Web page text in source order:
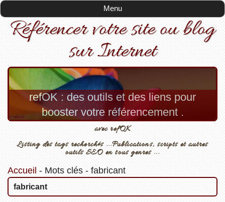
Menu
Référencer votre site ou blog
sur Internet
refOK : des outils et des liens pour
booster votre référencement .
avec refOK
Listing des tags recherchés ...Publications, scripts et autres
outils SEO en tous genres ...
Accueil - Mots clés- fabricant
fabricant